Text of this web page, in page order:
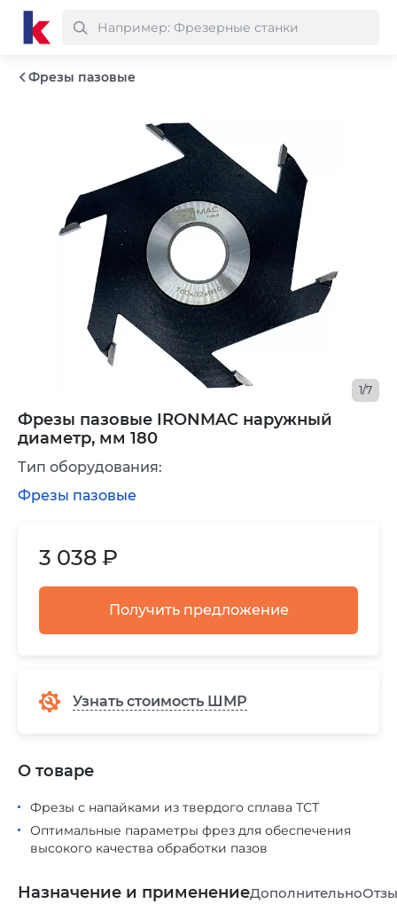
Фрезы пазовые
Фрезы пазовые IRONMAC наружный
диаметр, мм 180
1/7
3 038 ₽
Получить предложение
Узнать стоимость ШМР
Тип оборудования:
Фрезы пазовые
Фрезы с напайками из твердого сплава ТСТ
Оптимальные параметры фрез для обеспечения
высокого качества обработки пазов
О товаре
Назначение и применениеДополнительно